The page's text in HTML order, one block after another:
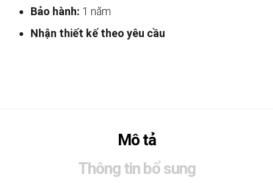
Bảo hành: 1 năm
Nhận thiết kế theo yêu cầu
Mô tả
Thông tin bổ sung